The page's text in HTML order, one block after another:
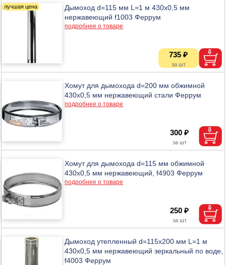
Дымоход d=115 мм L=1 м 430х0,5 мм
нержавеющий f1003 Феррум
подробнее о товаре
735 ₽
Хомут для дымохода d=200 мм обжимной
430х0,5 мм нержавеющий стали Феррум
подробнее о товаре
300 ₽
Хомут для дымохода d=115 мм обжимной
430х0,5 мм нержавеющий, f4903 Феррум
подробнее о товаре
250 ₽
Дымоход утепленный d=115х200 мм L=1 м
430х0,5 мм нержавеющий зеркальный по воде,
f4003 Феррум